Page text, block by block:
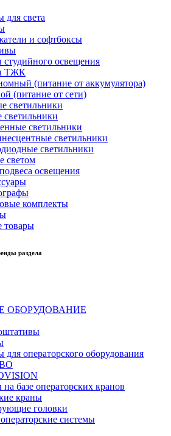
для света
и софтбоксы
освещения
ТЖК
(питание от аккумулятора)
(питание от сети)
светильники
светильники
светильники
светильники
светом
освещения
комплекты
товары
раздела
ОБОРУДОВАНИЕ
для операторского оборудования
базе операторских кранов
краны
головки
системы